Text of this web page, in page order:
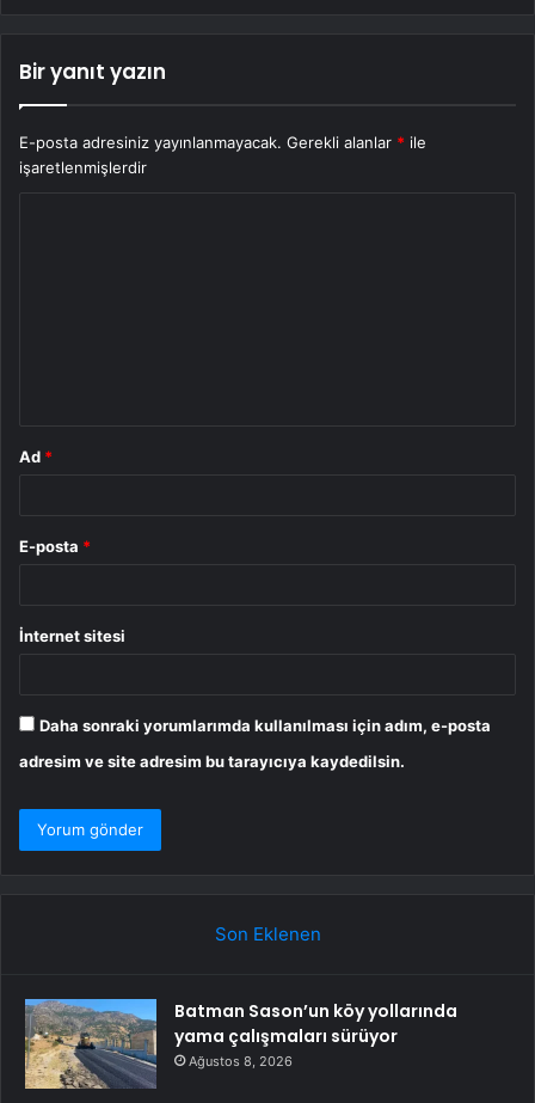
Bir yanıt yazın
E-posta adresiniz yayınlanmayacak. Gerekli alanlar * ile
işaretlenmişlerdir
Ad *
E-posta *
İnternet sitesi
Daha sonraki yorumlarımda kullanılması için adım, e-posta
adresim ve site adresim bu tarayıcıya kaydedilsin.
Son Eklenen
Batman Sason’un köy yollarında
yama çalışmaları sürüyor
Ağustos 8, 2026